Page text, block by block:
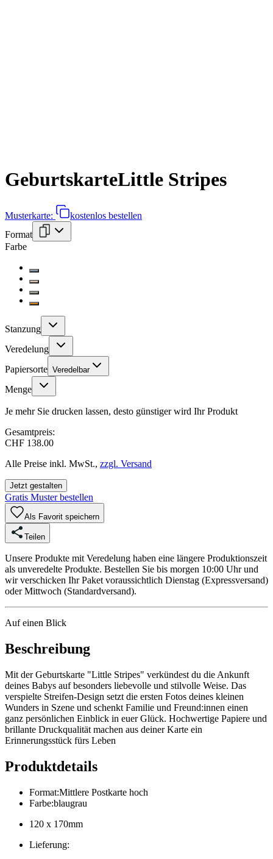
GeburtskarteLittle Stripes
Musterkarte:
kostenlos bestellen
Format
Farbe
Stanzung
Veredelung
Papiersorte Veredelbar
Menge
Je mehr Sie drucken lassen, desto günstiger wird Ihr Produkt
Gesamtpreis:
CHF 138.00
Alle Preise inkl. MwSt., zzgl. Versand
Jetzt gestalten
Gratis Muster bestellen
Als Favorit speichern
Teilen
Unsere Produkte mit Veredelung haben eine längere Produktionszeit
als unveredelte Produkte. Bestellen Sie bis morgen 10:00 Uhr und
wir verschicken Ihr Paket voraussichtlich Dienstag (Expressversand)
oder Mittwoch (Standardversand).
Auf einen Blick
Beschreibung
Mit der Geburtskarte "Little Stripes" verkündest du die Ankunft
deines Babys auf besonders liebevolle und stilvolle Weise. Das
verspielte Streifen-Design setzt die ersten Fotos deines kleinen
Wunders in Szene und schenkt Familie und Freund:innen einen
ganz persönlichen Einblick in euer Glück. Hochwertige Papiere und
brillante Druckqualität machen aus deiner Karte ein
Erinnerungsstück fürs Leben
Produktdetails
Format:Mittlere Postkarte hoch
Farbe:blaugrau
120 x 170mm
Lieferung: